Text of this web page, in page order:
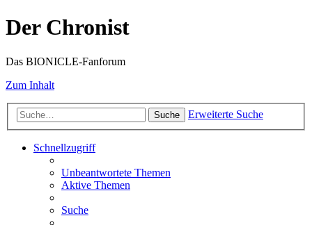
Der Chronist
Das BIONICLE-Fanforum
Zum Inhalt
Suche Erweiterte Suche
Schnellzugriff
Unbeantwortete Themen
Aktive Themen
Suche